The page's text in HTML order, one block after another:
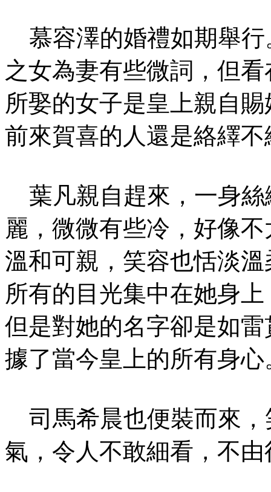
慕容澤的婚禮如期舉行
之女為妻有些微詞，但
所娶的女子是皇上親自
前來賀喜的人還是絡繹不
葉凡親自趕來，一身絲
麗，微微有些冷，好像
溫和可親，笑容也恬淡
所有的目光集中在她身
但是對她的名字卻是如
據了當今皇上的所有身心
司馬希晨也便裝而來，
氣，令人不敢細看，不